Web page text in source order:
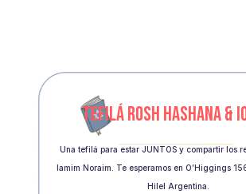
TEFILÁ ROSH HASHANA &
Una tefilá para estar JUNTOS y compartir los
Iamim Noraim. Te esperamos en O’Higgings
Hilel Argentina.